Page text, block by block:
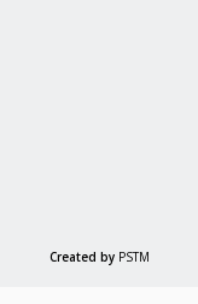
Created by PSTM